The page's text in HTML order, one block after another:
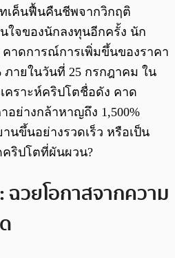
0:00 /0:00
เค็นฟื้นคืนชีพจากวิกฤติ
ใจของนักลงทุนอีกครั้ง นัก
คาดการณ์การเพิ่มขึ้นของราคา
ภายในวันที่ 25 กรกฎาคม ใน
คราะห์คริปโตชื่อดัง คาด
ย่างกล้าหาญถึง 1,500%
นขึ้นอย่างรวดเร็ว หรือเป็น
คริปโตที่ผันผวน?
วยโอกาสจากความ